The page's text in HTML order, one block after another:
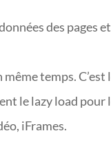
des pages
temps. C’est
le lazy load pour
iFrames.